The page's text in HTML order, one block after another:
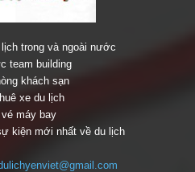
trong và ngoài nước
team building
khách sạn
xe du lịch
máy bay
kiện mới nhất về du lịch